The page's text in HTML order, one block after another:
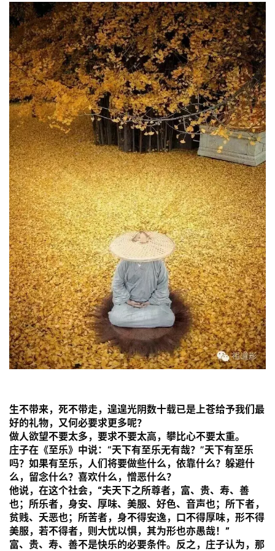
善
佛
教
人
物
寺
院
巡
礼
视
频
纪
录
佛
教
艺
术
政
法
规
免
责
声
明
登录 注册
生不带来，死不带走，遑遑光阴数十载已是上苍给予我们最
好的礼物，又何必要求更多呢？
做人欲望不要太多，要求不要太高，攀比心不要太重。
庄子在《至乐》中说：“天下有至乐无有哉？”天下有至乐
吗？如果有至乐，人们将要做些什么，依靠什么？躲避什
么，留念什么？喜欢什么，憎恶什么？
他说，在这个社会， “夫天下之所尊者，富、贵、寿、善
也；所乐者，身安、厚味、美服、好色、音声也；所下者，
贫贱、夭恶也；所苦者，身不得安逸，口不得厚味，形不得
美服，若不得者，则大忧以惧，其为形也亦愚哉！”
富、贵、寿、善不是快乐的必要条件。反之，庄子认为，那